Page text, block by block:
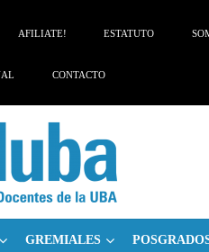
AFILIATE! ESTATUTO
CONTACTO
GREMIALES